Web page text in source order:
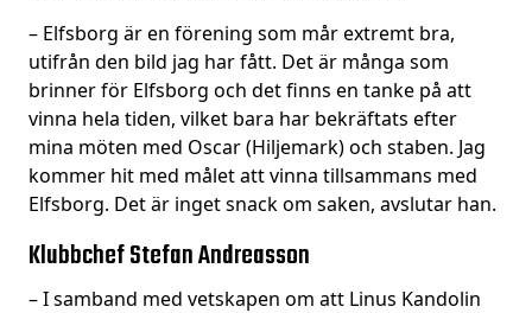
– Elfsborg är en förening som mår extremt bra,
utifrån den bild jag har fått. Det är många som
brinner för Elfsborg och det finns en tanke på att
vinna hela tiden, vilket bara har bekräftats efter
mina möten med Oscar (Hiljemark) och staben. Jag
kommer hit med målet att vinna tillsammans med
Elfsborg. Det är inget snack om saken, avslutar han.
Klubbchef Stefan Andreasson
– I samband med vetskapen om att Linus Kandolin